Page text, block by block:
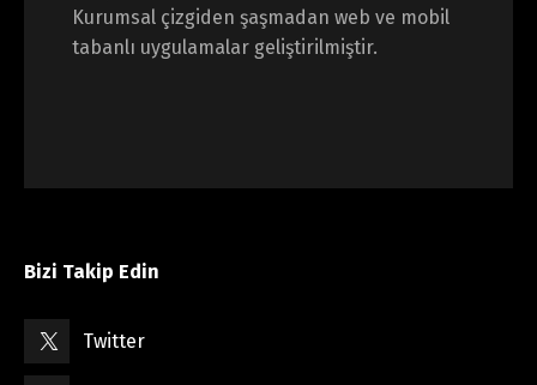
Kurumsal çizgiden şaşmadan web ve mobil
tabanlı uygulamalar geliştirilmiştir.
Bizi Takip Edin
Twitter